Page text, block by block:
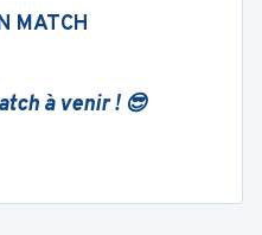
MATCH
à venir ! 😎